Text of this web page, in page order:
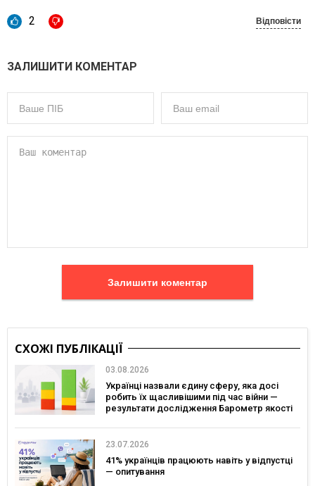
2 Відповісти
ЗАЛИШИТИ КОМЕНТАР
Залишити коментар
СХОЖІ ПУБЛІКАЦІЇ
03.08.2026
Українці назвали єдину сферу, яка досі
робить їх щасливішими під час війни —
результати дослідження Барометр якості
23.07.2026
41% українців працюють навіть у відпустці
— опитування